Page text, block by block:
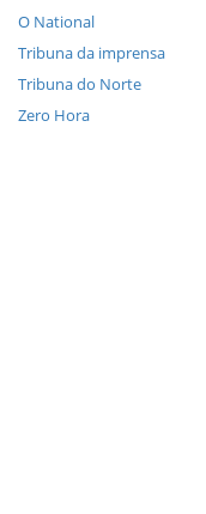
O National
Tribuna da imprensa
Tribuna do Norte
Zero Hora